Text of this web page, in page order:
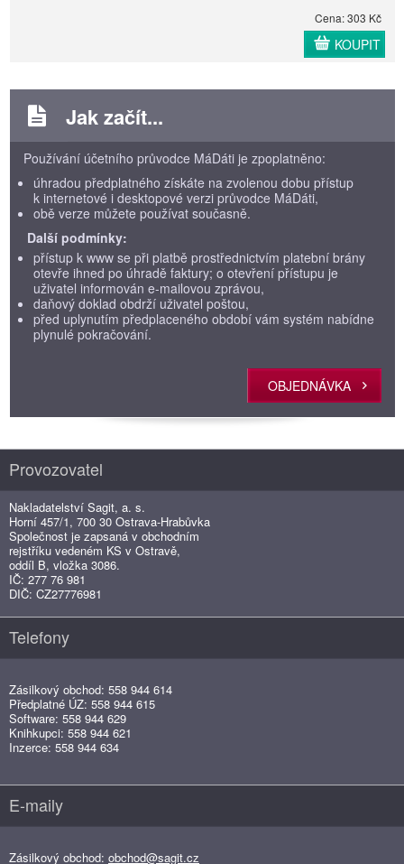
Cena: 303 Kč
KOUPIT
Jak začít...
Používání účetního průvodce MáDáti je zpoplatněno:
úhradou předplatného získáte na zvolenou dobu přístup
k internetové i desktopové verzi průvodce MáDáti,
obě verze můžete používat současně.
Další podmínky:
přístup k www se při platbě prostřednictvím platební brány
otevře ihned po úhradě faktury; o otevření přístupu je
uživatel informován e-mailovou zprávou,
daňový doklad obdrží uživatel poštou,
před uplynutím předplaceného období vám systém nabídne
plynulé pokračování.
OBJEDNÁVKA
Provozovatel
Nakladatelství Sagit, a. s.
Horní 457/1, 700 30 Ostrava-Hrabůvka
Společnost je zapsaná v obchodním
rejstříku vedeném KS v Ostravě,
oddíl B, vložka 3086.
IČ: 277 76 981
DIČ: CZ27776981
Telefony
Zásilkový obchod: 558 944 614
Předplatné ÚZ: 558 944 615
Software: 558 944 629
Knihkupci: 558 944 621
Inzerce: 558 944 634
E-maily
Zásilkový obchod: obchod@sagit.cz